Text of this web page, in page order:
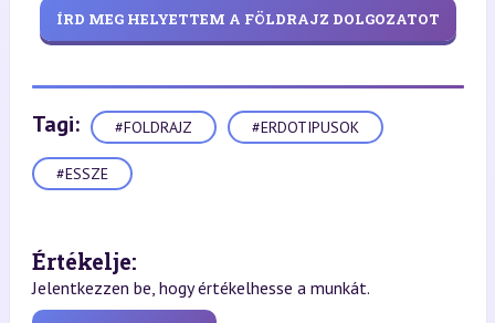
ÍRD MEG HELYETTEM A FÖLDRAJZ DOLGOZATOT
Tagi: #FOLDRAJZ #ERDOTIPUSOK
#ESSZE
Értékelje:
Jelentkezzen be, hogy értékelhesse a munkát.